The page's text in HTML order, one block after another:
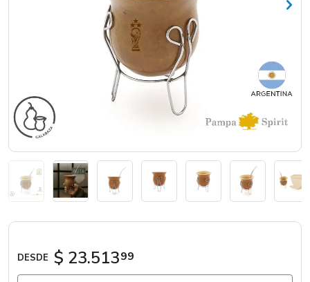
Catálogos
Sé partner
DESDE $ 23.51399